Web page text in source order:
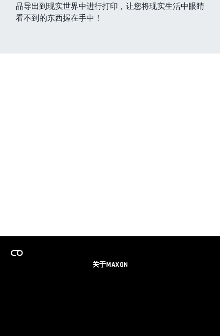
品导出到现实世界中进行打印，让您将现实生活中眼睛
看不到的东西握在手中！
关于MAXON